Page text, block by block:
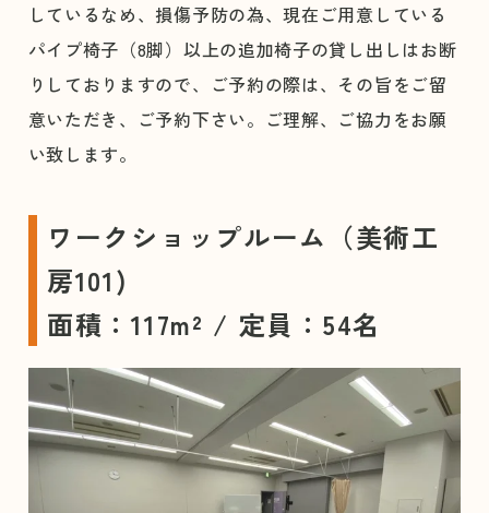
しているなめ、損傷予防の為、現在ご用意している
パイプ椅子（8脚）以上の追加椅子の貸し出しはお断
りしておりますので、ご予約の際は、その旨をご留
意いただき、ご予約下さい。ご理解、ご協力をお願
い致します。
ワークショップルーム（美術工
房101)
面積：117m² / 定員：54名